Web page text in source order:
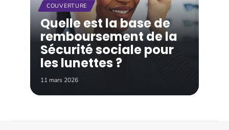
COUVERTURE
Quelle est la base de
remboursement de la
Sécurité sociale pour
les lunettes ?
11 mars 2026